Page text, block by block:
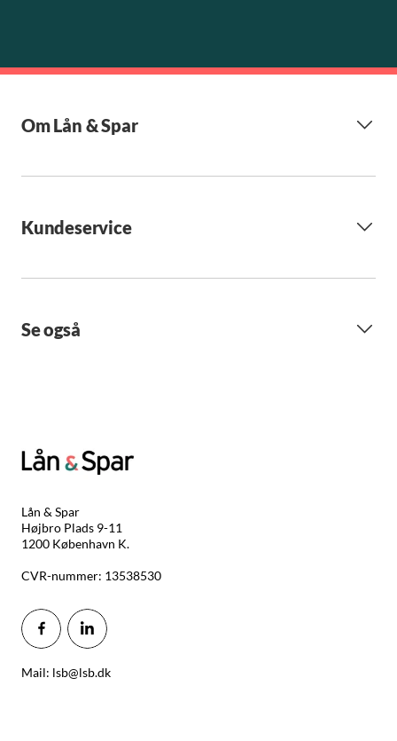
Om Lån & Spar
Kundeservice
Se også
Lån & Spar
Højbro Plads 9-11
1200 København K.
CVR-nummer: 13538530
Mail: lsb@lsb.dk